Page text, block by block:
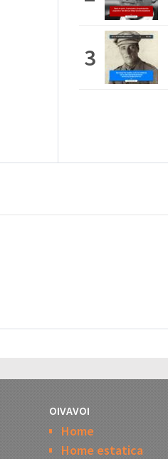
OIVAVOI
Home
Home estatica